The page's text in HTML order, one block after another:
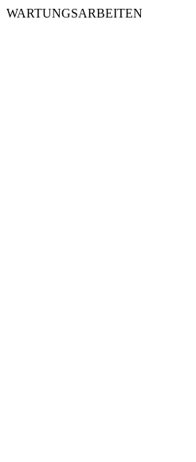
WARTUNGSARBEITEN